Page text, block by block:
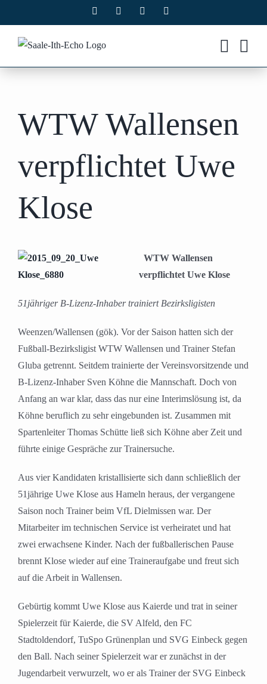
Inhalt
springen
Facebook Instagram
WTW Wallensen
verpflichtet Uwe
Klose
WTW Wallensen
verpflichtet Uwe Klose
51jähriger B-Lizenz-Inhaber trainiert Bezirksligisten
Weenzen/Wallensen (gök). Vor der Saison hatten sich der
Fußball-Bezirksligist WTW Wallensen und Trainer Stefan
Gluba getrennt. Seitdem trainierte der Vereinsvorsitzende und
B-Lizenz-Inhaber Sven Köhne die Mannschaft. Doch von
Anfang an war klar, dass das nur eine Interimslösung ist, da
Köhne beruflich zu sehr eingebunden ist. Zusammen mit
Spartenleiter Thomas Schütte ließ sich Köhne aber Zeit und
führte einige Gespräche zur Trainersuche.
Aus vier Kandidaten kristallisierte sich dann schließlich der
51jährige Uwe Klose aus Hameln heraus, der vergangene
Saison noch Trainer beim VfL Dielmissen war. Der
Mitarbeiter im technischen Service ist verheiratet und hat
zwei erwachsene Kinder. Nach der fußballerischen Pause
brennt Klose wieder auf eine Traineraufgabe und freut sich
auf die Arbeit in Wallensen.
Gebürtig kommt Uwe Klose aus Kaierde und trat in seiner
Spielerzeit für Kaierde, die SV Alfeld, den FC
Stadtoldendorf, TuSpo Grünenplan und SVG Einbeck gegen
den Ball. Nach seiner Spielerzeit war er zunächst in der
Jugendarbeit verwurzelt, wo er als Trainer der SVG Einbeck